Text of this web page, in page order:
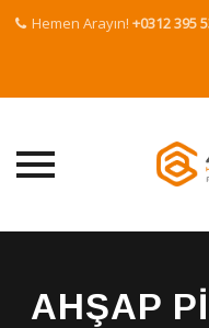
Hemen Arayın! +0312 395
contentAHŞAP